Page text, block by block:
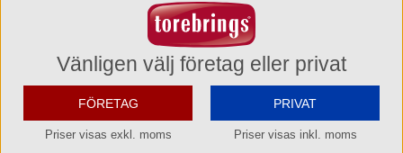
Produktinformation
Relaterade sökord
Maskinmalet Kaffe Mellanrost
Ingredienser
Vänligen välj företag eller privat
FÖRETAG
Priser visas exkl. moms
PRIVAT
Priser visas inkl. moms